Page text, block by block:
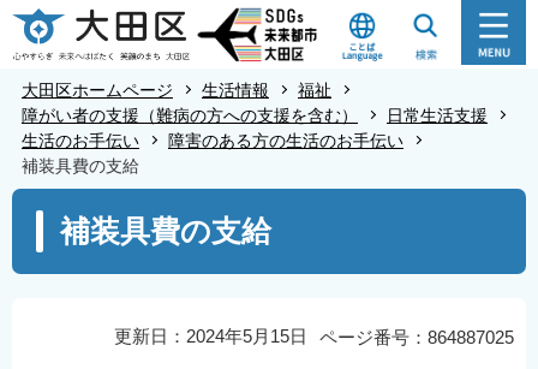
こ
の
で
大田区ホームページ 生活情報
福祉
障がい者の支援（難病の方への支援を含む）
日常生活支援
生活のお手伝い
障害のある方の生活のお手伝い
補装具費の支給
こ
補装具費の支給
ページ番号：864887025
更新日：2024年5月15日